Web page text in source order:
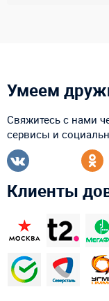
Умеем
Свяжитесь с нами
сервисы и
Клиенты